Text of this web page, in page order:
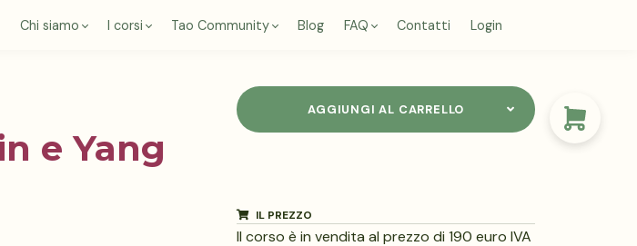
Chi siamo I corsi Tao Community Blog FAQ Contatti Login
e Yang
AGGIUNGI AL CARRELLO
IL PREZZO
Il corso è in vendita al prezzo di 190 euro IVA